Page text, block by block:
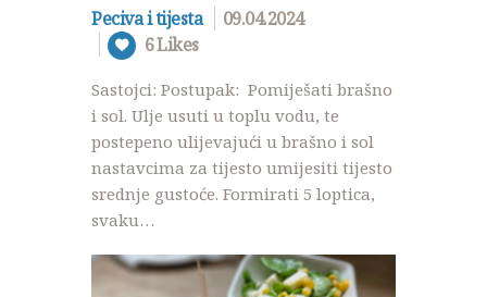
Peciva i tijesta
09.04.2024
6Likes
Sastojci: Postupak: Pomiješati brašno
i sol. Ulje usuti u toplu vodu, te
postepeno ulijevajući u brašno i sol
nastavcima za tijesto umijesiti tijesto
srednje gustoće. Formirati 5 loptica,
svaku…